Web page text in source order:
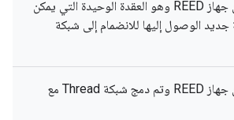
عندما يكون جهاز REED وهو العقدة الوحيدة التي يمكن
جديد الوصول إليها للانضمام إلى شبكة
عندما يكون جهاز REED وتم دمج شبكة Thread مع